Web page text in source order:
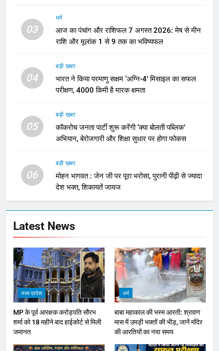
03
धर्म
आज का पंचांग और राशिफल 7 अगस्त 2026: मेष से मीन
राशि और मूलांक 1 से 9 तक का भविष्यफल
04
बड़ी ख़बर
भारत ने किया परमाणु सक्षम ‘अग्नि-4’ मिसाइल का सफल
परीक्षण, 4000 किमी है मारक क्षमता
05
बड़ी ख़बर
कॉकरोच जनता पार्टी शुरू करेंगी ‘क्या बोलती पब्लिक’
अभियान, बेरोजगारी और शिक्षा सुधार पर होगा फोकस
06
बड़ी ख़बर
मोहन भागवत : जेन जी पर पूरा भरोसा, पुरानी पीढ़ी से ज्यादा
देश भक्त, शिकायतें जायज
Latest News
मध्य प्रदेश
MP के पूर्व आरक्षक करोड़पति सौरभ
शर्मा को 18 महीने बाद हाईकोर्ट से मिली
जमानत
धर्म
बाबा महाकाल की भस्म आरती: श्रावण
मास में उमड़ी भक्तों की भीड़, जानें मंदिर
की आरतियों का नया समय